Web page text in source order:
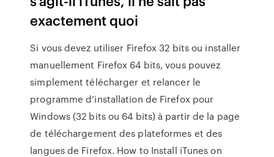
exactement quoi
Si vous devez utiliser Firefox 32 bits ou installer
manuellement Firefox 64 bits, vous pouvez
simplement télécharger et relancer le
programme d’installation de Firefox pour
Windows (32 bits ou 64 bits) à partir de la page
de téléchargement des plateformes et des
langues de Firefox. How to Install iTunes on